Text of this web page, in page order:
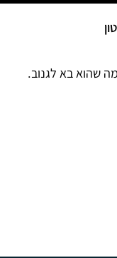
שהוא בא לגנוב.